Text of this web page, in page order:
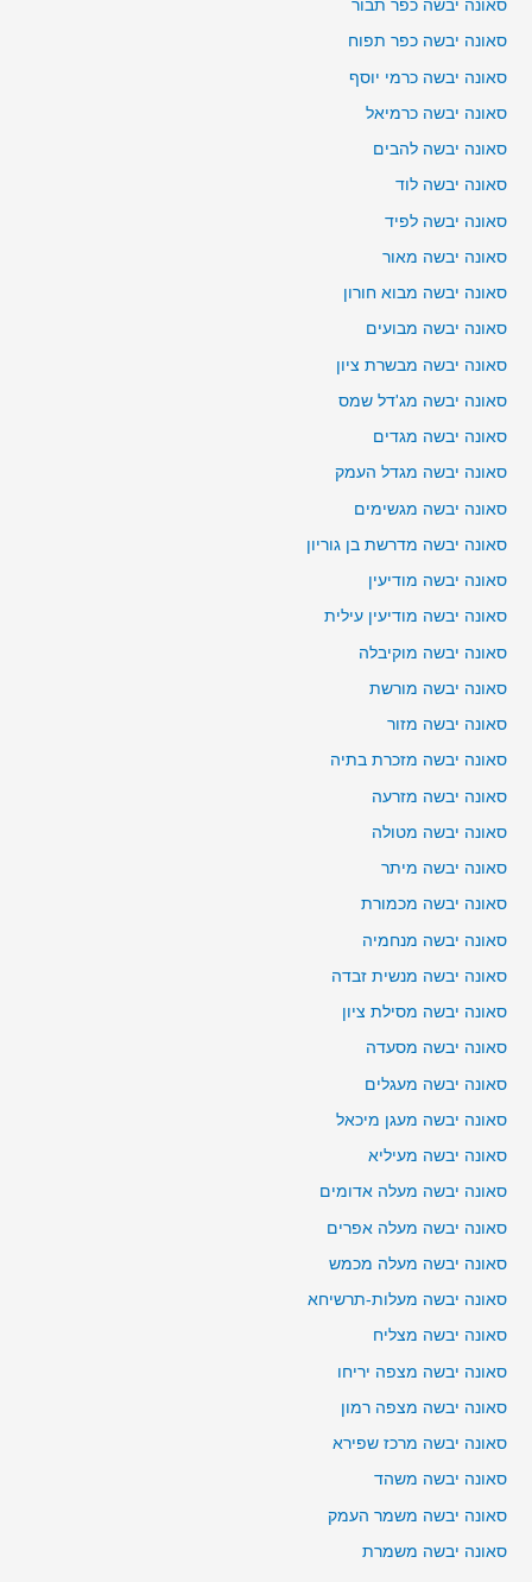
סאונה יבשה כפר תבור
סאונה יבשה כפר תפוח
סאונה יבשה כרמי יוסף
סאונה יבשה כרמיאל
סאונה יבשה להבים
סאונה יבשה לוד
סאונה יבשה לפיד
סאונה יבשה מאור
סאונה יבשה מבוא חורון
סאונה יבשה מבועים
סאונה יבשה מבשרת ציון
סאונה יבשה מג'דל שמס
סאונה יבשה מגדים
סאונה יבשה מגדל העמק
סאונה יבשה מגשימים
סאונה יבשה מדרשת בן גוריון
סאונה יבשה מודיעין
סאונה יבשה מודיעין עילית
סאונה יבשה מוקיבלה
סאונה יבשה מורשת
סאונה יבשה מזור
סאונה יבשה מזכרת בתיה
סאונה יבשה מזרעה
סאונה יבשה מטולה
סאונה יבשה מיתר
סאונה יבשה מכמורת
סאונה יבשה מנחמיה
סאונה יבשה מנשית זבדה
סאונה יבשה מסילת ציון
סאונה יבשה מסעדה
סאונה יבשה מעגלים
סאונה יבשה מעגן מיכאל
סאונה יבשה מעיליא
סאונה יבשה מעלה אדומים
סאונה יבשה מעלה אפרים
סאונה יבשה מעלה מכמש
סאונה יבשה מעלות-תרשיחא
סאונה יבשה מצליח
סאונה יבשה מצפה יריחו
סאונה יבשה מצפה רמון
סאונה יבשה מרכז שפירא
סאונה יבשה משהד
סאונה יבשה משמר העמק
סאונה יבשה משמרת